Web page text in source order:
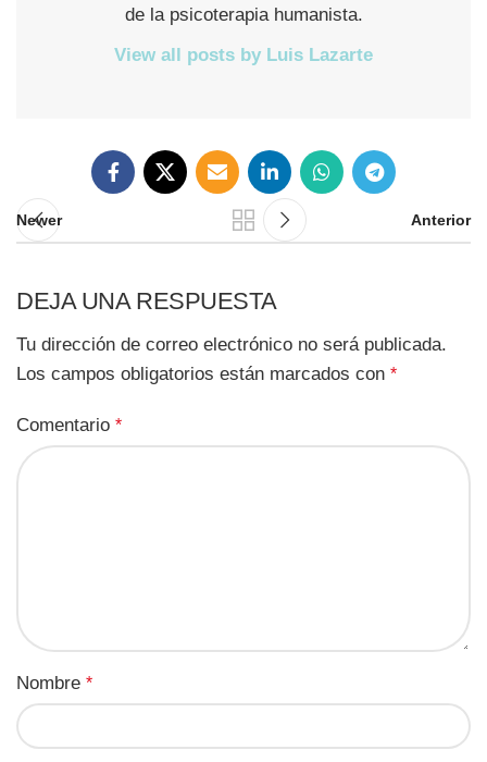
de la psicoterapia humanista.
View all posts by Luis Lazarte
Newer Anterior
DEJA UNA RESPUESTA
Tu dirección de correo electrónico no será publicada.
Los campos obligatorios están marcados con *
Comentario *
Nombre *